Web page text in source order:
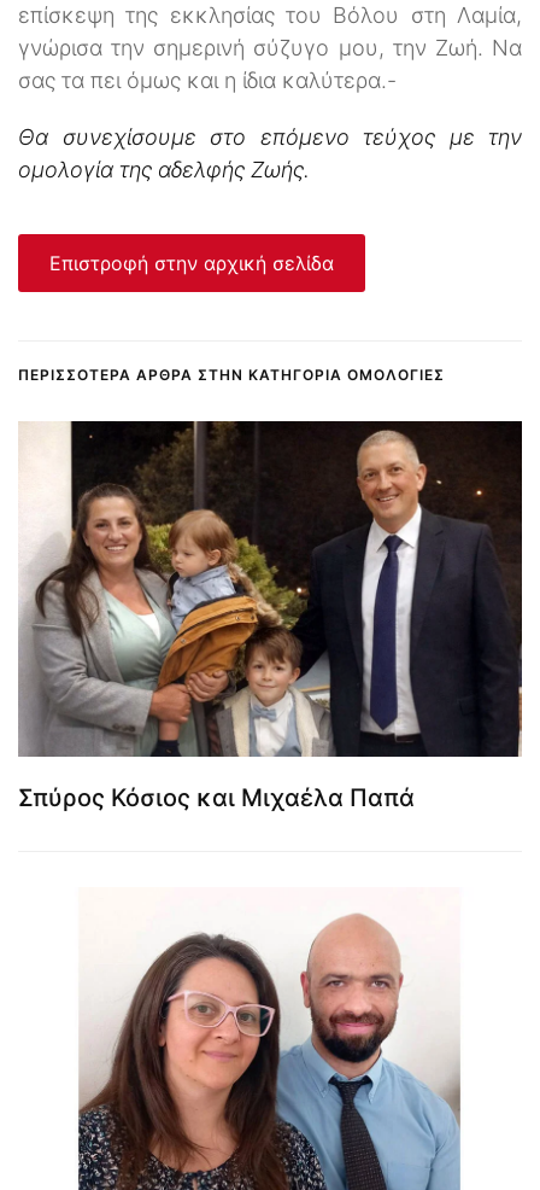
επίσκεψη της εκκλησίας του Βόλου στη Λαμία,
γνώρισα την σημερινή σύζυγο μου, την Ζωή. Να
σας τα πει όμως και η ίδια καλύτερα.-
Θα συνεχίσουμε στο επόμενο τεύχος με την
ομολογία της αδελφής Ζωής.
Επιστροφή στην αρχική σελίδα
ΠΕΡΙΣΣΌΤΕΡΑ ΆΡΘΡΑ ΣΤΗΝ ΚΑΤΗΓΟΡΊΑ ΟΜΟΛΟΓΊΕΣ
Σπύρος Κόσιος και Μιχαέλα Παπά